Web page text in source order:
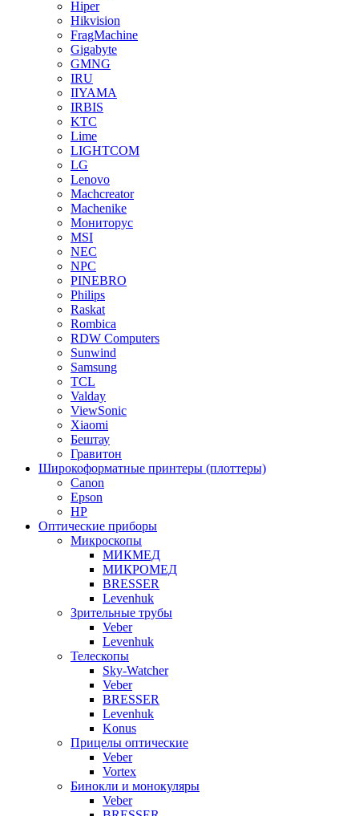
Hiper
Hikvision
FragMachine
Gigabyte
GMNG
IRU
IIYAMA
IRBIS
KTC
Lime
LIGHTCOM
LG
Lenovo
Machcreator
Machenike
Мониторус
MSI
NEC
NPC
PINEBRO
Philips
Raskat
Rombica
RDW Computers
Sunwind
Samsung
TCL
Valday
ViewSonic
Xiaomi
Бештау
Гравитон
Широкоформатные принтеры (плоттеры)
Canon
Epson
HP
Оптические приборы
Микроскопы
МИКМЕД
МИКРОМЕД
BRESSER
Levenhuk
Зрительные трубы
Veber
Levenhuk
Телескопы
Sky-Watcher
Veber
BRESSER
Levenhuk
Konus
Прицелы оптические
Veber
Vortex
Бинокли и монокуляры
Veber